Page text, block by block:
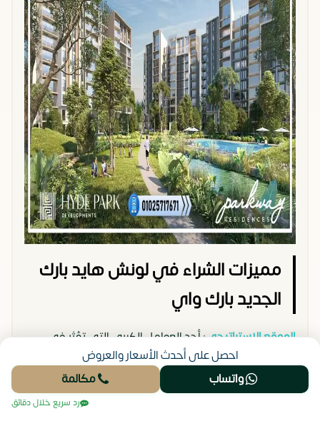
مميزات الشراء في لونش هايد بارك
الجديد بارك واي
الموقع الاستراتيجي: أحد العوامل الكبرى التي تؤثر في
قيمة الوحدات في كمبوند بارك واي ريزيدنس التجمع
الخامس هو الموقع وفي تلك الحالة فإن الكمبوند يقع في
قلب التجمع الخامس محاطًا بالعديد من المعالم والطرق
احصل على أحدث الأسعار والعروض
واتساب
مكالمة
رد سريع خلال دقائق